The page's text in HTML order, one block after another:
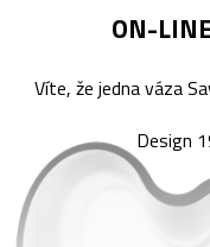
ON-
Víte, že jedna váza
Design